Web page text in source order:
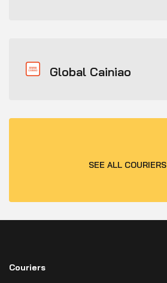
Global Cainiao
SEE ALL COURIERS
Couriers